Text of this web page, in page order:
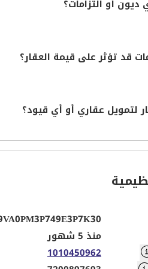
أو التزامات؟
قد تؤثر على قيمة العقار؟
لتمويل عقاري أو أي قيود؟
منذ 5 شهور
1010450962